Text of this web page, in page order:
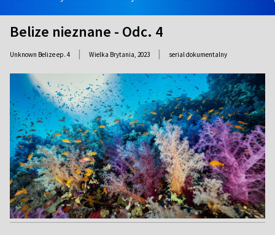
Belize nieznane - Odc. 4
Unknown Belize ep. 4 | Wielka Brytania, 2023 | serial dokumentalny